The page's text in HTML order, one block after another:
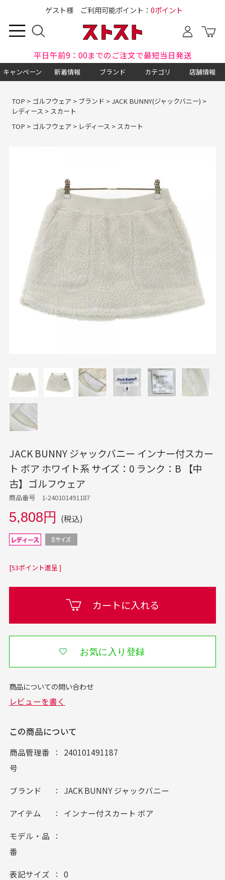
ゲスト様 ご利用可能ポイント： 0ポイント
平日午前9：00までのご注文で最短当日発送
キャンペーン 新着情報 ブランド カテゴリ 店舗情報
TOP > ゴルフウェア > ブランド > JACK BUNNY(ジャックバニー) >
レディース > スカート
TOP > ゴルフウェア > レディース > スカート
JACK BUNNY ジャックバニー インナー付スカー
ト ボア ホワイト系 サイズ：0 ランク：B 【中
古】ゴルフウェア
商品番号 1-240101491187
5,808円 (税込)
[53ポイント進呈 ]
カートに入れる
お気に入り登録
この商品について
商品管理番
号
240101491187
ブランド JACK BUNNY ジャックバニー
アイテム インナー付スカート ボア
モデル・品
番
表記サイズ 0